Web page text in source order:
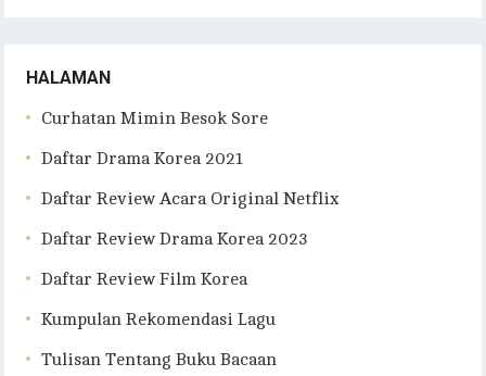
HALAMAN
Curhatan Mimin Besok Sore
Daftar Drama Korea 2021
Daftar Review Acara Original Netflix
Daftar Review Drama Korea 2023
Daftar Review Film Korea
Kumpulan Rekomendasi Lagu
Tulisan Tentang Buku Bacaan